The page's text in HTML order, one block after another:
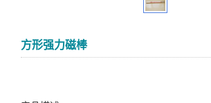
方形强力磁棒